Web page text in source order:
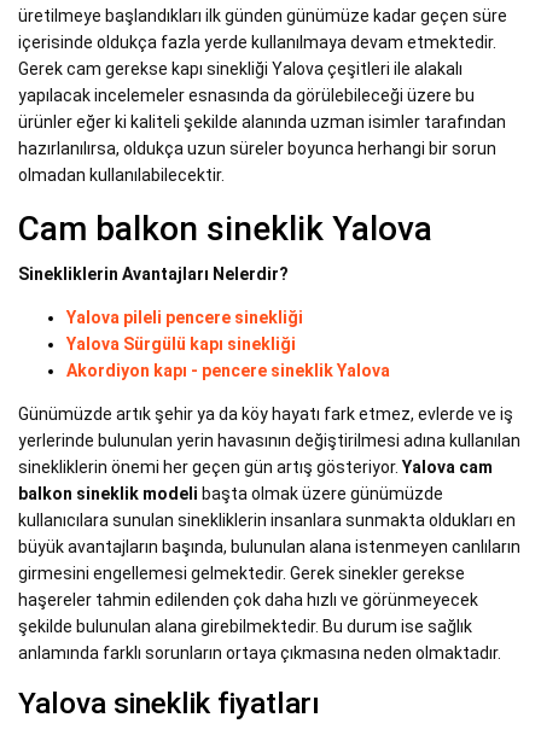
üretilmeye başlandıkları ilk günden günümüze kadar geçen süre
içerisinde oldukça fazla yerde kullanılmaya devam etmektedir.
Gerek cam gerekse kapı sinekliği Yalova çeşitleri ile alakalı
yapılacak incelemeler esnasında da görülebileceği üzere bu
ürünler eğer ki kaliteli şekilde alanında uzman isimler tarafından
hazırlanılırsa, oldukça uzun süreler boyunca herhangi bir sorun
olmadan kullanılabilecektir.
Cam balkon sineklik Yalova
Sinekliklerin Avantajları Nelerdir?
Yalova pileli pencere sinekliği
Yalova Sürgülü kapı sinekliği
Akordiyon kapı - pencere sineklik Yalova
Günümüzde artık şehir ya da köy hayatı fark etmez, evlerde ve iş
yerlerinde bulunulan yerin havasının değiştirilmesi adına kullanılan
sinekliklerin önemi her geçen gün artış gösteriyor. Yalova cam
balkon sineklik modeli başta olmak üzere günümüzde
kullanıcılara sunulan sinekliklerin insanlara sunmakta oldukları en
büyük avantajların başında, bulunulan alana istenmeyen canlıların
girmesini engellemesi gelmektedir. Gerek sinekler gerekse
haşereler tahmin edilenden çok daha hızlı ve görünmeyecek
şekilde bulunulan alana girebilmektedir. Bu durum ise sağlık
anlamında farklı sorunların ortaya çıkmasına neden olmaktadır.
Yalova sineklik fiyatları